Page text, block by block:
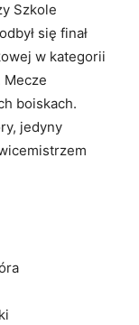
Szkole
się finał
w kategorii
Mecze
boiskach.
jedyny